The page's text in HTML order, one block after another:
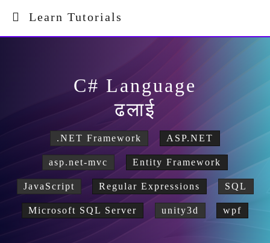
Learn Tutorials
C# Language
ढलाई
.NET Framework ASP.NET
asp.net-mvc Entity Framework
JavaScript Regular Expressions SQL
Microsoft SQL Server unity3d wpf